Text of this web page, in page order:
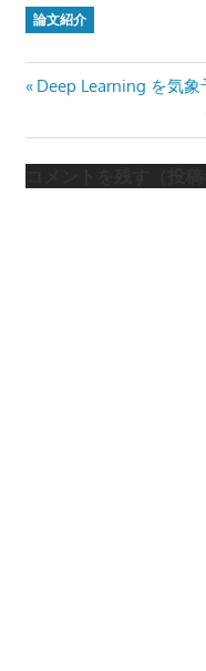
論文紹介
投
稿
ナ
Previous
Deep Learning を気象